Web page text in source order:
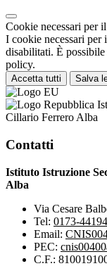
Cookie necessari per
I cookie necessari per
disabilitati. È
policy.
Accetta tutti Salva
Cillario Ferrero Alba
Contatti
Istituto Istruzione
Alba
Via Cesare
Tel: 0173-
Email:
PEC:
C.F.: